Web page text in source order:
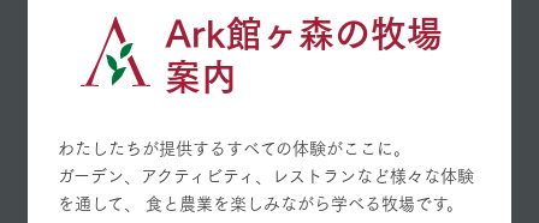
Ark館ヶ森の牧場
案内
わたしたちが提供するすべての体験がここに。
ガーデン、アクティビティ、レストランなど様々な体験
を通して、
食と農業を楽しみながら学べる牧場です。